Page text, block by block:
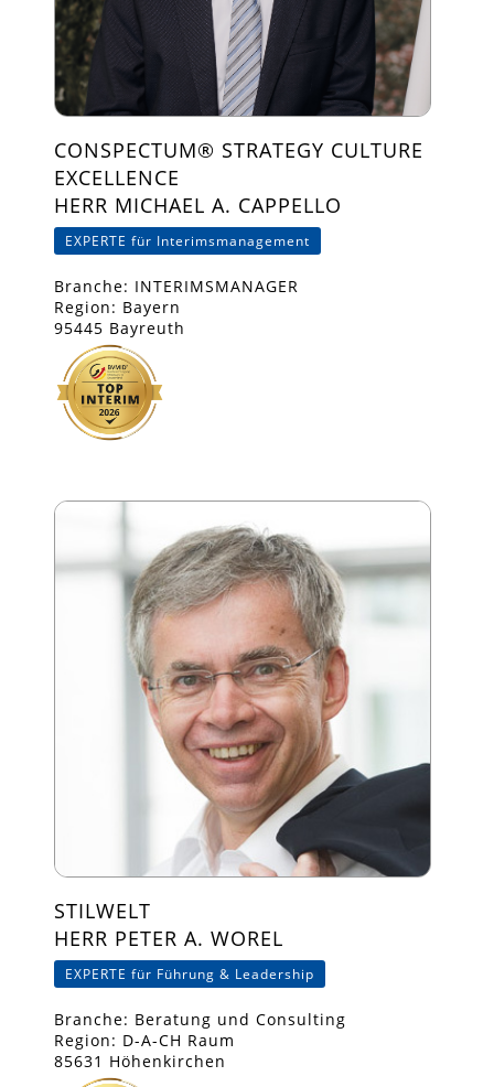
CONSPECTUM® STRATEGY CULTURE
EXCELLENCE
HERR MICHAEL A. CAPPELLO
EXPERTE für Interimsmanagement
Branche: INTERIMSMANAGER
Region: Bayern
95445 Bayreuth
STILWELT
HERR PETER A. WOREL
EXPERTE für Führung & Leadership
Branche: Beratung und Consulting
Region: D-A-CH Raum
85631 Höhenkirchen